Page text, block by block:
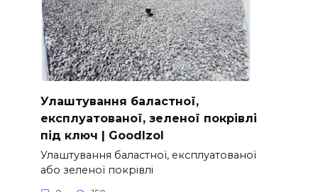
Улаштування баластної,
експлуатованої, зеленої покрівлі
під ключ | GoodIzol
Улаштування баластної, експлуатованої
або зеленої покрівлі